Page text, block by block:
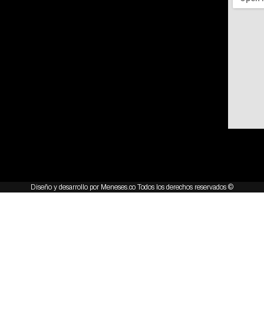
Diseño y desarrollo por Meneses.co Todos los derechos reservados ©